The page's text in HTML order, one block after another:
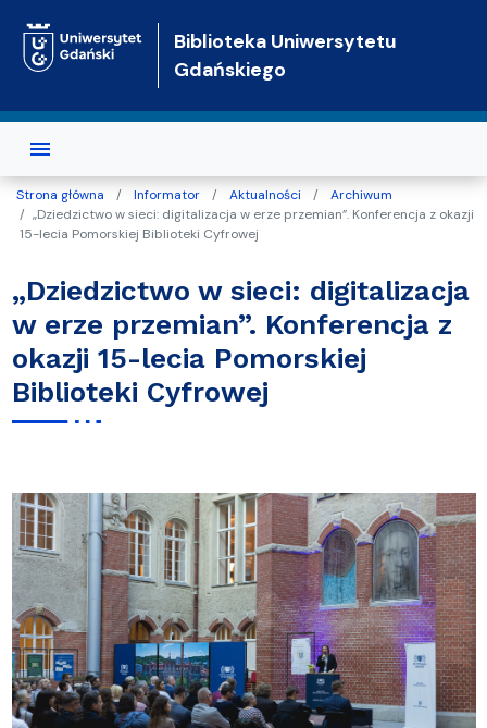
Biblioteka Uniwersytetu
Gdańskiego
Strona główna Informator Aktualności
Archiwum
„Dziedzictwo w sieci: digitalizacja w erze przemian”. Konferencja z okazji
15-lecia Pomorskiej Biblioteki Cyfrowej
„Dziedzictwo w sieci: digitalizacja
w erze przemian”. Konferencja z
okazji 15-lecia Pomorskiej
Biblioteki Cyfrowej